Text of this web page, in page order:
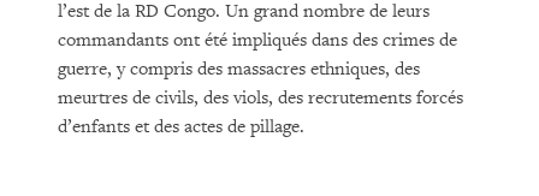
l’est de la RD Congo. Un grand nombre de leurs
commandants ont été impliqués dans des crimes de
guerre, y compris des massacres ethniques, des
meurtres de civils, des viols, des recrutements forcés
d’enfants et des actes de pillage.